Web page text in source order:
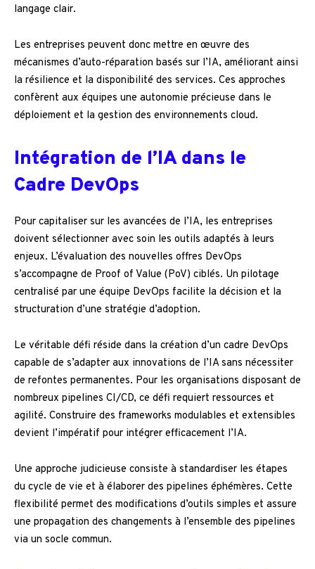
langage clair.
Les entreprises peuvent donc mettre en œuvre des
mécanismes d’auto-réparation basés sur l’IA, améliorant ainsi
la résilience et la disponibilité des services. Ces approches
confèrent aux équipes une autonomie précieuse dans le
déploiement et la gestion des environnements cloud.
Intégration de l’IA dans le
Cadre DevOps
Pour capitaliser sur les avancées de l’IA, les entreprises
doivent sélectionner avec soin les outils adaptés à leurs
enjeux. L’évaluation des nouvelles offres DevOps
s’accompagne de Proof of Value (PoV) ciblés. Un pilotage
centralisé par une équipe DevOps facilite la décision et la
structuration d’une stratégie d’adoption.
Le véritable défi réside dans la création d’un cadre DevOps
capable de s’adapter aux innovations de l’IA sans nécessiter
de refontes permanentes. Pour les organisations disposant de
nombreux pipelines CI/CD, ce défi requiert ressources et
agilité. Construire des frameworks modulables et extensibles
devient l’impératif pour intégrer efficacement l’IA.
Une approche judicieuse consiste à standardiser les étapes
du cycle de vie et à élaborer des pipelines éphémères. Cette
flexibilité permet des modifications d’outils simples et assure
une propagation des changements à l’ensemble des pipelines
via un socle commun.